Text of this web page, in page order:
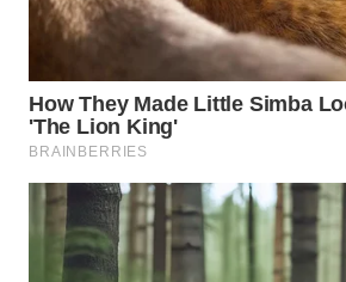
WN
MALUT
WN
DAIRI
WN
DANAU
TOBA